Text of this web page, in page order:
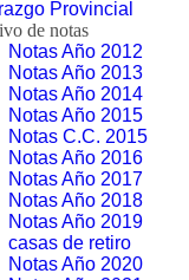
Provincial
de notas
Notas Año 2012
Notas Año 2013
Notas Año 2014
Notas Año 2015
Notas C.C. 2015
Notas Año 2016
Notas Año 2017
Notas Año 2018
Notas Año 2019
casas de retiro
Notas Año 2020